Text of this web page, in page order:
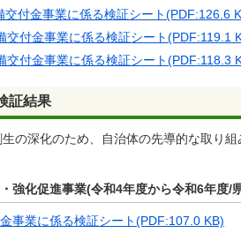
付金事業に係る検証シート(PDF:126.6
交付金事業に係る検証シート(PDF:119.1
交付金事業に係る検証シート(PDF:118.3
証結果
の深化のため、自治体の先導的な取り
強化促進事業(令和4年度から令和6年度/
事業に係る検証シート(PDF:107.0 KB)